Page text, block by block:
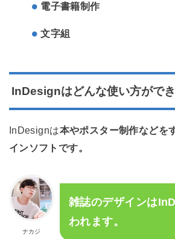
電子書籍制作
文字組
InDesignはどんな使い方がで
InDesignは本やポスター制作などを
インソフトです。
ナカジ
雑誌のデザインは
われます。